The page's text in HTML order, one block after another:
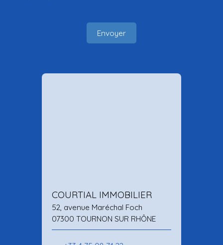
Envoyer
COURTIAL IMMOBILIER
52, avenue Maréchal Foch
07300 TOURNON SUR RHÔNE